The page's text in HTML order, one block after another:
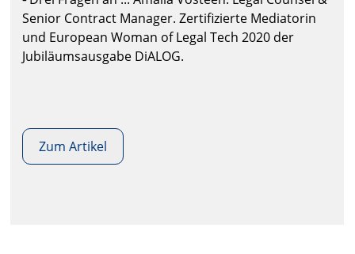
Senior Contract Manager. Zertifizierte Mediatorin
und European Woman of Legal Tech 2020 der
Jubiläumsausgabe DiALOG.
Zum Artikel